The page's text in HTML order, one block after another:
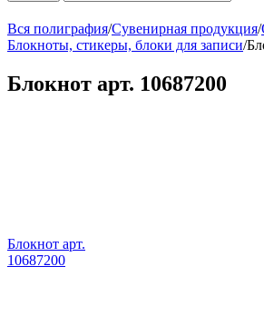
Вся полиграфия/Сувенирная продукция/
Блокноты, стикеры, блоки для записи/
Блокнот арт. 10687200
Блокнот арт.
10687200